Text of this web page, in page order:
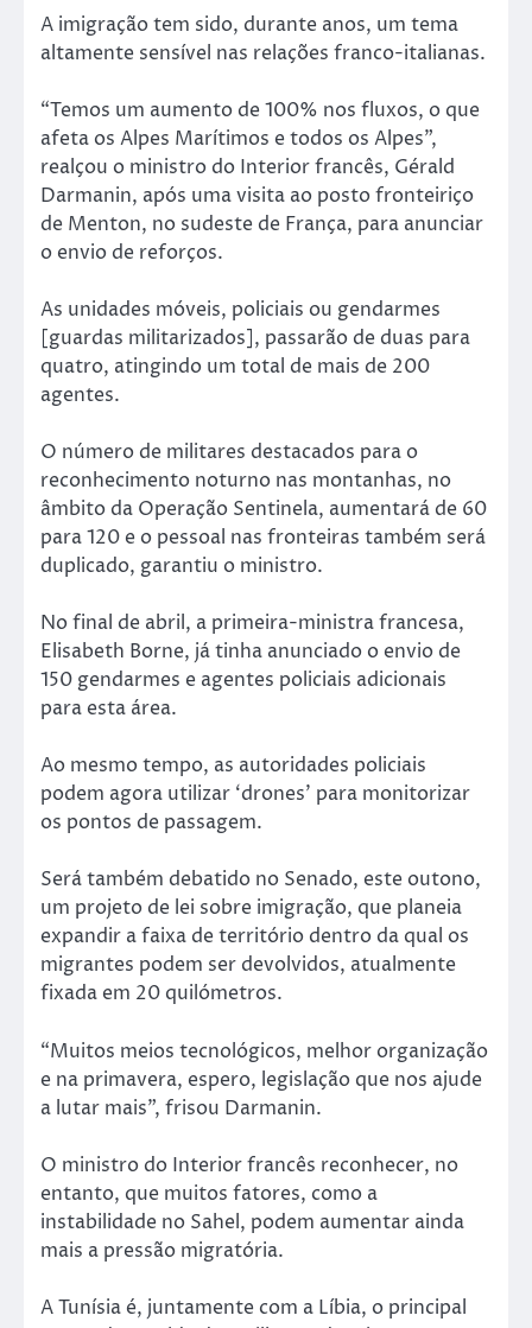
A imigração tem sido, durante anos, um tema
altamente sensível nas relações franco-italianas.
“Temos um aumento de 100% nos fluxos, o que
afeta os Alpes Marítimos e todos os Alpes”,
realçou o ministro do Interior francês, Gérald
Darmanin, após uma visita ao posto fronteiriço
de Menton, no sudeste de França, para anunciar
o envio de reforços.
As unidades móveis, policiais ou gendarmes
[guardas militarizados], passarão de duas para
quatro, atingindo um total de mais de 200
agentes.
O número de militares destacados para o
reconhecimento noturno nas montanhas, no
âmbito da Operação Sentinela, aumentará de 60
para 120 e o pessoal nas fronteiras também será
duplicado, garantiu o ministro.
No final de abril, a primeira-ministra francesa,
Elisabeth Borne, já tinha anunciado o envio de
150 gendarmes e agentes policiais adicionais
para esta área.
Ao mesmo tempo, as autoridades policiais
podem agora utilizar ‘drones’ para monitorizar
os pontos de passagem.
Será também debatido no Senado, este outono,
um projeto de lei sobre imigração, que planeia
expandir a faixa de território dentro da qual os
migrantes podem ser devolvidos, atualmente
fixada em 20 quilómetros.
“Muitos meios tecnológicos, melhor organização
e na primavera, espero, legislação que nos ajude
a lutar mais”, frisou Darmanin.
O ministro do Interior francês reconhecer, no
entanto, que muitos fatores, como a
instabilidade no Sahel, podem aumentar ainda
mais a pressão migratória.
A Tunísia é, juntamente com a Líbia, o principal